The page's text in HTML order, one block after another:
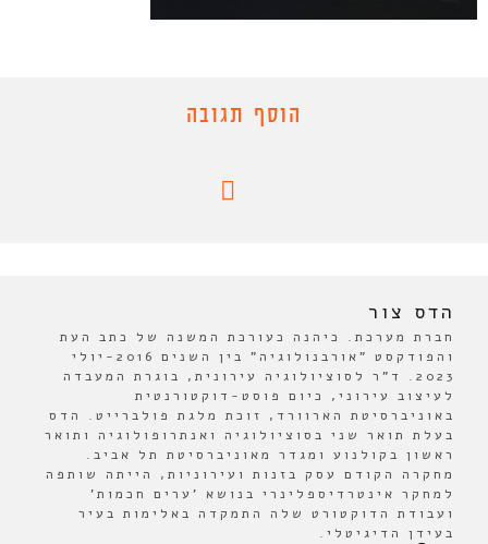
הוסף תגובה
הדס צור
חברת מערכת. כיהנה כעורכת המשנה של כתב העת
והפודקסט "אורבנולוגיה" בין השנים 2016-יולי
2023. ד"ר לסוציולוגיה עירונית, בוגרת המעבדה
לעיצוב עירוני, כיום פוסט-דוקטורנטית
באוניברסיטת הארוורד, זוכת מלגת פולברייט. הדס
בעלת תואר שני בסוציולוגיה ואנתרופולוגיה ותואר
ראשון בקולנוע ומגדר מאוניברסיטת תל אביב.
מחקרה הקודם עסק בזנות ועירוניות, הייתה שותפה
למחקר אינטרדיספלינרי בנושא 'ערים חכמות'
ועבודת הדוקטורט שלה התמקדה באלימות בעיר
בעידן הדיגיטלי.